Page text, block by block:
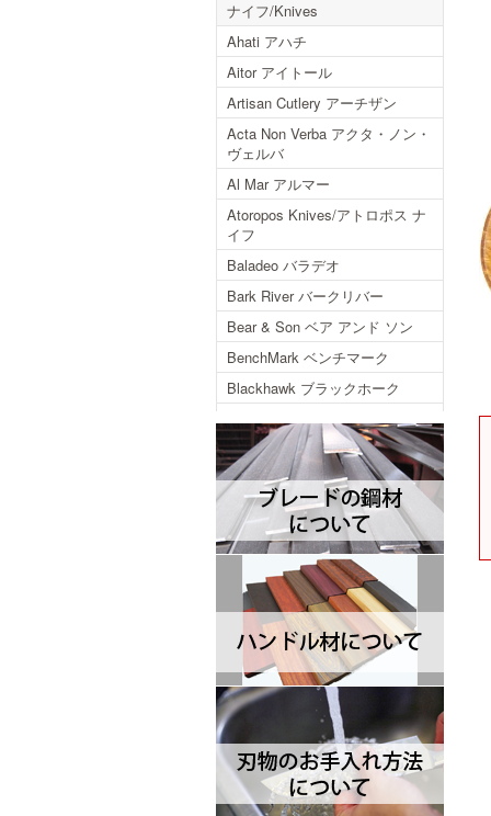
ナイフ/Knives
Ahati アハチ
Aitor アイトール
Artisan Cutlery アーチザン
Acta Non Verba アクタ・ノン・
ヴェルバ
Al Mar アルマー
Atoropos Knives/アトロポス ナ
イフ
Baladeo バラデオ
Bark River バークリバー
Bear & Son ベア アンド ソン
BenchMark ベンチマーク
Blackhawk ブラックホーク
Blackjack ブラックジャック
Blackjack International ブラック
ジャックインターナショナル
Brisa ブリサ
BRK Designed by ESEE ブルリ
ッジナイフデザイン エスイー
Browning ブローニング
Buck バック
Camillus カミラス
Casstrom カストロム
CIVIVI シビビ
Bastinelli Creations バスティネ
リ
Cold Steel コールドスチール